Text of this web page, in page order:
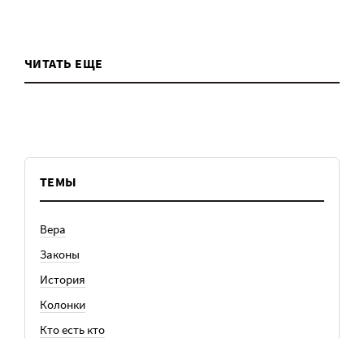
ЧИТАТЬ ЕЩЕ
ТЕМЫ
Вера
Законы
История
Колонки
Кто есть кто